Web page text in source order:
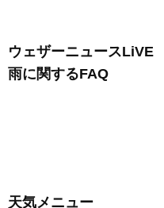
ウェザーニュースLiVE
雨に関するFAQ
天気メニュー